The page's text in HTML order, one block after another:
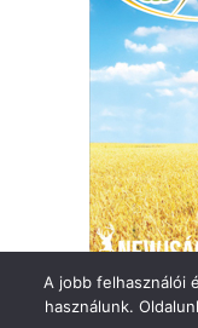
A jobb felhasználói
használunk.